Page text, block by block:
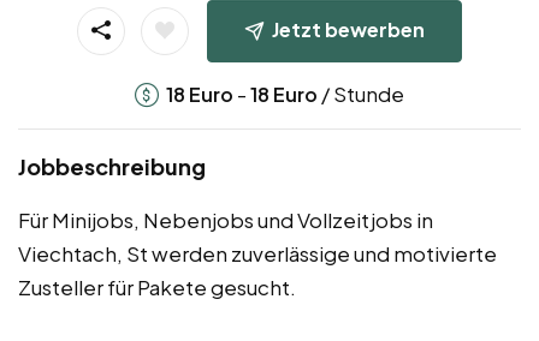
Jetzt bewerben
18 Euro -18 Euro / Stunde
Jobbeschreibung
Für Minijobs, Nebenjobs und Vollzeitjobs in
Viechtach, St werden zuverlässige und motivierte
Zusteller für Pakete gesucht.